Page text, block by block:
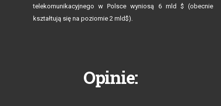
telekomunikacyjnego w Polsce wyniosą 6 mld $ (obecnie
kształtują się na poziomie 2 mld$).
Opinie: